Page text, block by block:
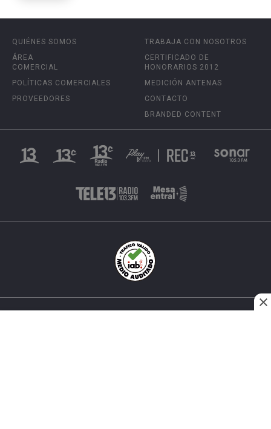
QUIÉNES SOMOS
ÁREA
COMERCIAL
POLÍTICAS COMERCIALES
PROVEEDORES
TRABAJA CON NOSOTROS
CERTIFICADO DE
HONORARIOS 2012
MEDICIÓN ANTENAS
CONTACTO
BRANDED CONTENT